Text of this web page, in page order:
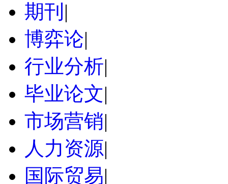
期刊 |
博弈论|
行业分析|
毕业论文|
市场营销|
人力资源|
国际贸易|